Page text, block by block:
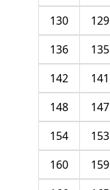
129
130
135
136
141
142
147
148
153
154
159
160